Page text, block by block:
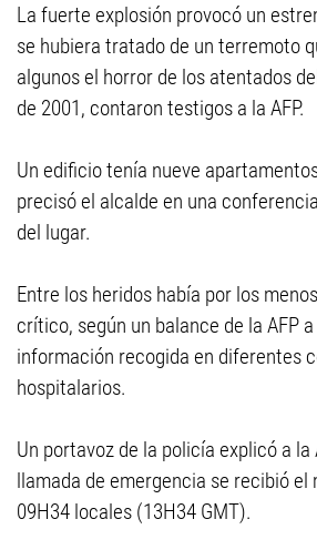
La fuerte explosión provocó un
se hubiera tratado de un terremoto
algunos el horror de los atentados
de 2001, contaron testigos a la AFP.
Un edificio tenía nueve
precisó el alcalde en una
del lugar.
Entre los heridos había por los
crítico, según un balance de la AFP
información recogida en diferentes
hospitalarios.
Un portavoz de la policía explicó a la
llamada de emergencia se recibió el
09H34 locales (13H34 GMT).